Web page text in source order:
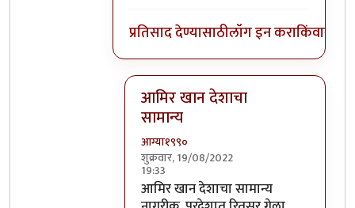
प्रतिसाद देण्यासाठीलॉग इन कराकिंवा
आमिर खान देशाचा
सामान्य
आग्या१९९०
शुक्रवार, 19/08/2022
19:33
In reply to@ आग्या१९९०
आमिर खान देशाचा सामान्य